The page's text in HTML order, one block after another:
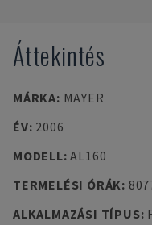
Áttekintés
MÁRKA: MAYER
ÉV: 2006
MODELL:AL160
TERMELÉSI ÓRÁK:
ALKALMAZÁSI TÍPUS: